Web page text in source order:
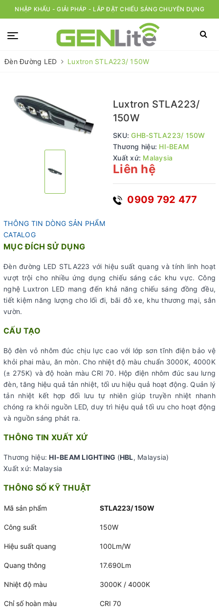
NHẬP KHẨU - GIẢI PHÁP - LẮP ĐẶT CHIẾU SÁNG CHUYÊN DỤNG
Đèn Đường LED Luxtron STLA223/ 150W
Luxtron STLA223/
150W
SKU:GHB-STLA223/ 150W
Thương hiệu: HI-BEAM
Xuất xứ: Malaysia
Liên hệ
0909 792 477
THÔNG TIN DÒNG SẢN PHẨM
CATALOG
MỤC ĐÍCH SỬ DỤNG
Đèn đường LED STLA223 với hiệu suất quang và tính linh hoạt
vượt trội cho nhiều ứng dụng chiếu sáng các khu vực. Công
nghệ Luxtron LED mang đến khả năng chiếu sáng đồng đều,
tiết kiệm năng lượng cho lối đi, bãi đỗ xe, khu thương mại, sân
vườn.
CẤU TẠO
Bộ đèn vỏ nhôm đúc chịu lực cao với lớp sơn tĩnh điện bảo vệ
khỏi phai màu, ăn mòn. Cho nhiệt độ màu chuẩn 3000K, 4000K
(± 275K) và độ hoàn màu CRI 70. Hộp điện nhôm đúc sau lưng
đèn, tăng hiệu quả tản nhiệt, tối ưu hiệu quả hoạt động. Quản lý
tản nhiệt kết hợp đối lưu tự nhiên giúp truyền nhiệt nhanh
chóng ra khỏi nguồn LED, duy trì hiệu quả tối ưu cho hoạt động
và nguồn sáng phát ra.
THÔNG TIN XUẤT XỨ
Thương hiệu:HI-BEAM LIGHTING (HBL, Malaysia)
Xuất xứ: Malaysia
THÔNG SỐ KỸ THUẬT
Mã sản phẩm STLA223/ 150W
Công suất 150W
Hiệu suất quang 100Lm/W
Quang thông 17.690Lm
Nhiệt độ màu 3000K / 4000K
Chỉ số hoàn màu CRI 70